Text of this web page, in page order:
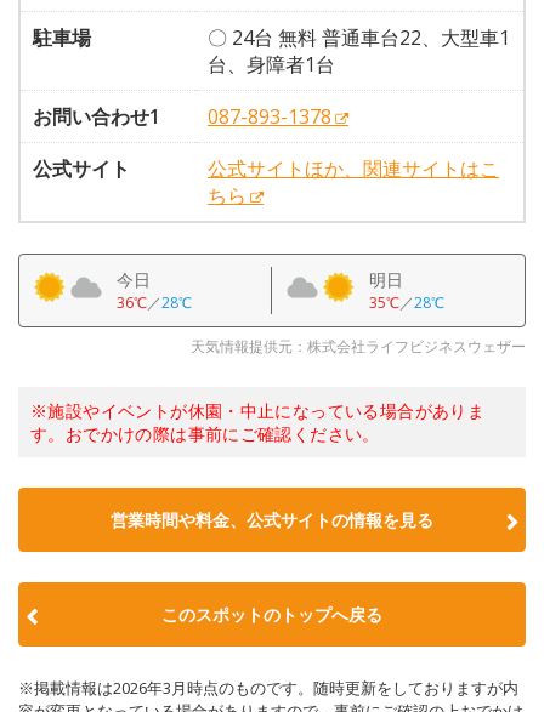
駐車場
〇 24台 無料 普通車台22、大型車1
台、身障者1台
お問い合わせ1
087-893-1378
公式サイト
公式サイトほか、関連サイトはこ
ちら
今日
36℃／28℃
明日
35℃／28℃
天気情報提供元：株式会社ライフビジネスウェザー
※施設やイベントが休園・中止になっている場合がありま
す。おでかけの際は事前にご確認ください。
営業時間や料金、公式サイトの情報を見る
このスポットのトップへ戻る
※掲載情報は2026年3月時点のものです。随時更新をしておりますが内